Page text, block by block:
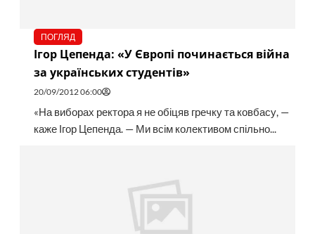
ПОГЛЯД
Ігор Цепенда: «У Європі починається війна
за українських студентів»
20/09/2012 06:00
«На виборах ректора я не обіцяв гречку та ковбасу, —
каже Ігор Цепенда. — Ми всім колективом спільно...